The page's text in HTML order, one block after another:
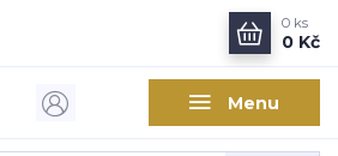
Menu
0 ks
0 Kč